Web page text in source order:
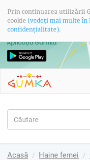
Prin continuarea utilizării
cookie (vedeți mai multe în
confidențialitate).
Acasă Haine femei